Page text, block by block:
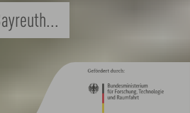
für die Metropolregion